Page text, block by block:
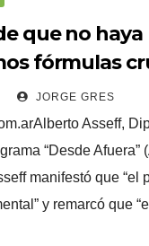
que no haya
fórmulas
JORGE GRES
Asseff,
“Desde Afuera”
manifestó que “el
y remarcó que